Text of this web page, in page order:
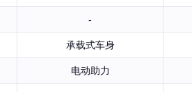
-
承载式车身
电动助力